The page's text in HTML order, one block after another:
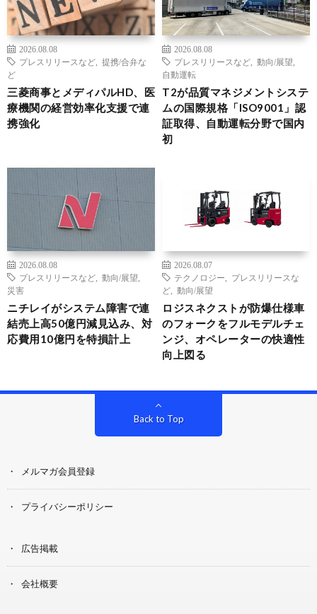
2026.08.08
プレスリリースなど
提携/合弁な
ど
三菱商事とメディパルHD、医
療機関の経営効率化支援で連
携強化
2026.08.08
プレスリリースなど
動向/展望
自動運転
T2が品質マネジメントシステ
ムの国際規格「ISO9001」認
証取得、自動運転分野で国内
初
2026.08.08
プレスリリースなど
動向/展望
災害
ニチレイがシステム障害で連
結売上高50億円減見込み、対
応費用10億円を特損計上
2026.08.07
テクノロジー
プレスリリースな
ど
動向/展望
ロジスネクストが防爆仕様車
のフォークをフルモデルチェ
ンジ、オペレーターの快適性
向上図る
Back to Top
メルマガ会員登録
プライバシーポリシー
広告掲載
会社概要